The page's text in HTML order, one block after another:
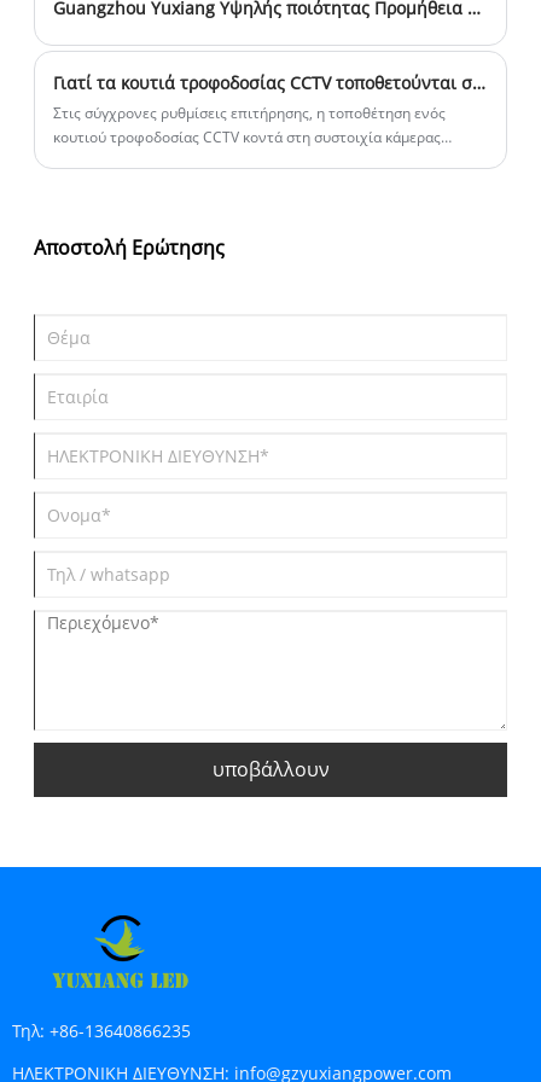
Guangzhou Yuxiang Υψηλής ποιότητας Προμήθεια αποδείξεων βροχής 12v500w
Γιατί τα κουτιά τροφοδοσίας CCTV τοποθετούνται συχνά κοντά στη συστοιχία κάμερας για μικρότερες διαδρομές καλωδίων;
Στις σύγχρονες ρυθμίσεις επιτήρησης, η τοποθέτηση ενός
κουτιού τροφοδοσίας CCTV κοντά στη συστοιχία κάμερας
υποστήριξη πιο καθαρής απόδοσης βίντεο και ευκολότερης
συντήρησης του συστήματος σε διαφορετικά περιβάλλοντα.
Αποστολή Ερώτησης
υποβάλλουν
Τηλ: +86-13640866235
ΗΛΕΚΤΡΟΝΙΚΗ ΔΙΕΥΘΥΝΣΗ: info@gzyuxiangpower.com